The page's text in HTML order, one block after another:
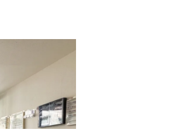
über 34 m² Wohnfläche., welche sich wie
folgt aufteilen: Beim Betreten der Wohnung
befinden Sie sich in einer praktischen Diele,
welche ausreichend Platz für eine […]